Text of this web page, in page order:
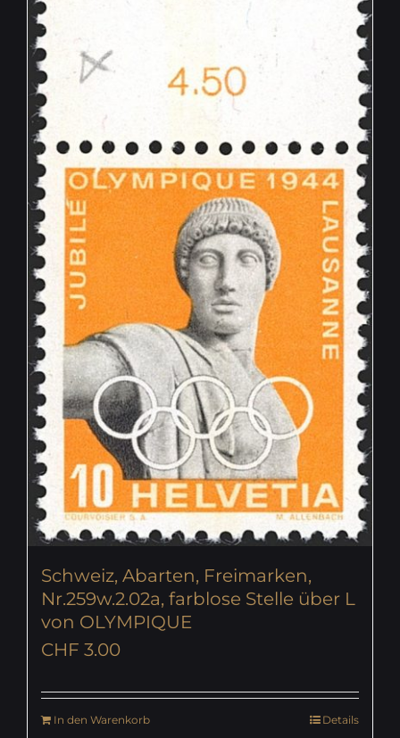
Schweiz, Abarten, Freimarken,
Nr.259w.2.02a, farblose Stelle über L
von OLYMPIQUE
CHF 3.00
In den Warenkorb
Details